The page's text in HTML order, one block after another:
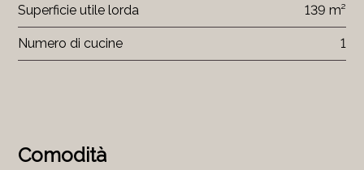
Comodità
Superficie utile lorda 139 m²
Numero di cucine 1